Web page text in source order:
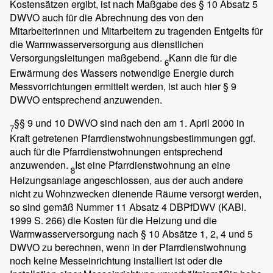
Kostensätzen ergibt, ist nach Maßgabe des § 10 Absatz 5
DWVO auch für die Abrechnung des von den
Mitarbeiterinnen und Mitarbeitern zu tragenden Entgelts für
die Warmwasserversorgung aus dienstlichen
Versorgungsleitungen maßgebend. 6Kann die für die
Erwärmung des Wassers notwendige Energie durch
Messvorrichtungen ermittelt werden, ist auch hier § 9
DWVO entsprechend anzuwenden.
7§§ 9 und 10 DWVO sind nach den am 1. April 2000 in
Kraft getretenen Pfarrdienstwohnungsbestimmungen ggf.
auch für die Pfarrdienstwohnungen entsprechend
anzuwenden. 8Ist eine Pfarrdienstwohnung an eine
Heizungsanlage angeschlossen, aus der auch andere
nicht zu Wohnzwecken dienende Räume versorgt werden,
so sind gemäß Nummer 11 Absatz 4 DBPfDWV (KABl.
1999 S. 266) die Kosten für die Heizung und die
Warmwasserversorgung nach § 10 Absätze 1, 2, 4 und 5
DWVO zu berechnen, wenn in der Pfarrdienstwohnung
noch keine Messeinrichtung installiert ist oder die